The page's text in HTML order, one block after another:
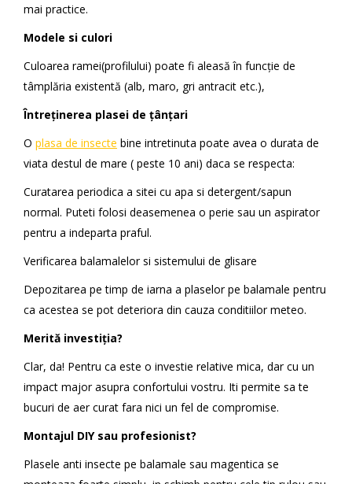
mai practice.
Modele si culori
Culoarea ramei(profilului) poate fi aleasă în funcție de
tâmplăria existentă (alb, maro, gri antracit etc.),
Întreținerea plasei de țânțari
O plasa de insecte bine intretinuta poate avea o durata de
viata destul de mare ( peste 10 ani) daca se respecta:
Curatarea periodica a sitei cu apa si detergent/sapun
normal. Puteti folosi deasemenea o perie sau un aspirator
pentru a indeparta praful.
Verificarea balamalelor si sistemului de glisare
Depozitarea pe timp de iarna a plaselor pe balamale pentru
ca acestea se pot deteriora din cauza conditiilor meteo.
Merită investiția?
Clar, da! Pentru ca este o investie relative mica, dar cu un
impact major asupra confortului vostru. Iti permite sa te
bucuri de aer curat fara nici un fel de compromise.
Montajul DIY sau profesionist?
Plasele anti insecte pe balamale sau magentica se